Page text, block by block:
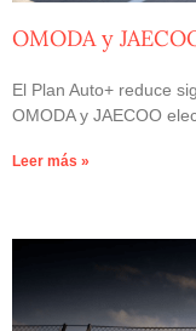
OMODA y
El Plan Auto+ reduce
OMODA y JAECOO
Leer más »